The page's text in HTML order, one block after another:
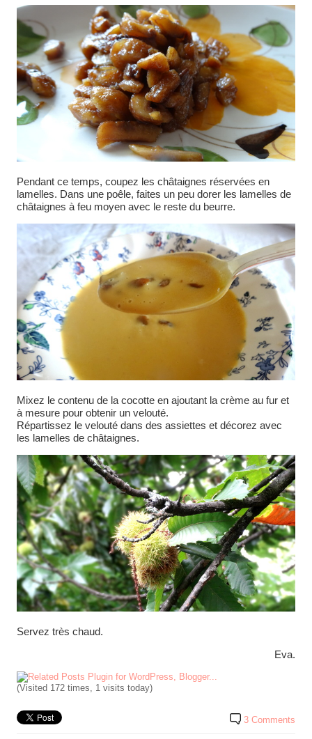
Pendant ce temps, coupez les châtaignes réservées en
lamelles. Dans une poêle, faites un peu dorer les lamelles de
châtaignes à feu moyen avec le reste du beurre.
Mixez le contenu de la cocotte en ajoutant la crème au fur et
à mesure pour obtenir un velouté.
Répartissez le velouté dans des assiettes et décorez avec
les lamelles de châtaignes.
Servez très chaud.
Eva.
(Visited 172 times, 1 visits today)
3 Comments